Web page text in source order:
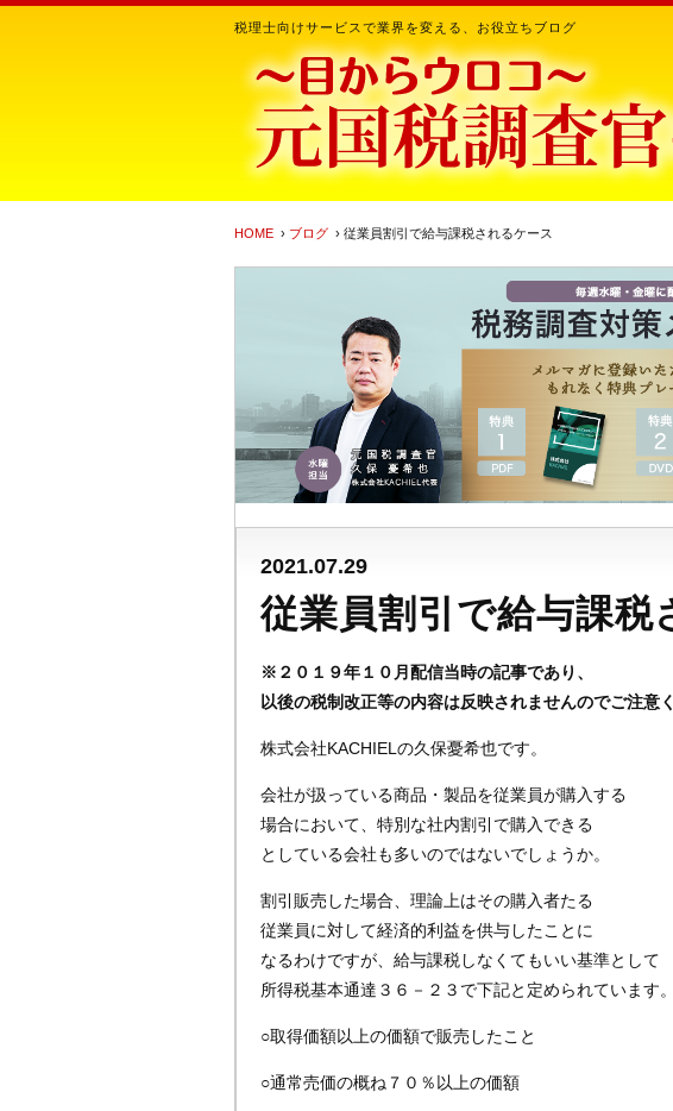
税理士向けサービスで業界を変える、お役立ちブログ
HOME › ブログ › 従業員割引で給与課税されるケース
2021.07.29
従業員割引で給与課税
※２０１９年１０月配信当時の記事であり、
以後の税制改正等の内容は反映されませんのでご注意
株式会社KACHIELの久保憂希也です。
会社が扱っている商品・製品を従業員が購入する
場合において、特別な社内割引で購入できる
としている会社も多いのではないでしょうか。
割引販売した場合、理論上はその購入者たる
従業員に対して経済的利益を供与したことに
なるわけですが、給与課税しなくてもいい基準として
所得税基本通達３６－２３で下記と定められています。
○取得価額以上の価額で販売したこと
○通常売価の概ね７０％以上の価額